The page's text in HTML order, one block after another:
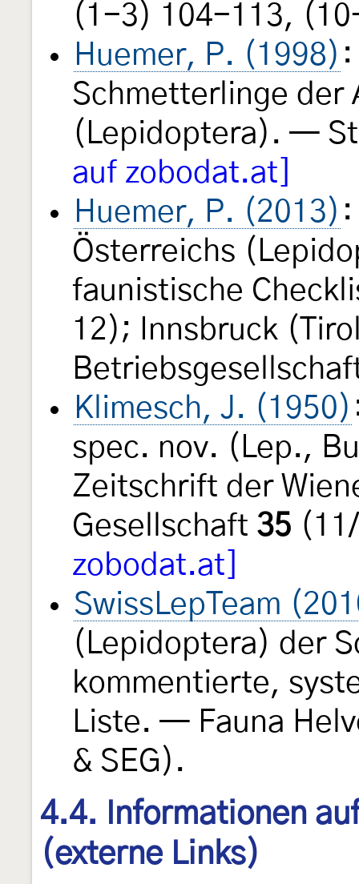
(1-3) 104-113,
Huemer, P. (1998)
Schmetterlinge der
(Lepidoptera). —
auf zobodat.at]
Huemer, P. (2013)
Österreichs
faunistische
12); Innsbruck
Klimesch, J. (1950)
spec. nov. (Lep.,
Zeitschrift der
Gesellschaft 35
zobodat.at]
SwissLepTeam
(Lepidoptera) der
kommentierte,
Liste. — Fauna
& SEG).
4.4. Informationen
(externe Links)